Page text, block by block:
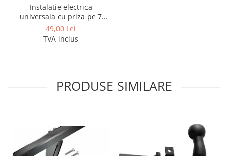
Instalatie electrica
universala cu priza pe 7
pini
49,00 Lei
TVA inclus
PRODUSE SIMILARE